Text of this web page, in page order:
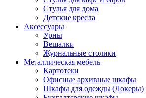
Стулья для дома
Детские кресла
Аксессуары
Урны
Вешалки
Журнальные столики
Металлическая мебель
Картотеки
Офисные архивные шкафы
Шкафы для одежды (Локеры)